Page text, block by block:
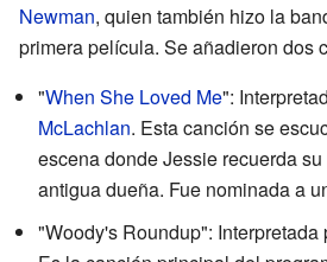
Newman, quien también hizo la
primera película. Se añadieron dos
"When She Loved Me":
McLachlan. Esta canción se
escena donde Jessie recuerda
antigua dueña. Fue nominada a
"Woody's Roundup": Interpretada